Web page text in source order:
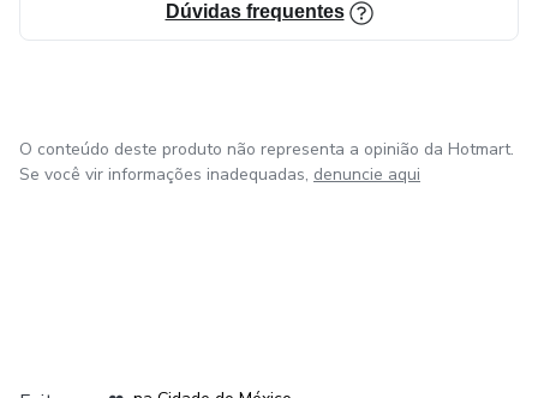
Dúvidas frequentes
O conteúdo deste produto não representa a opinião da Hotmart.
Se você vir informações inadequadas, denuncie aqui